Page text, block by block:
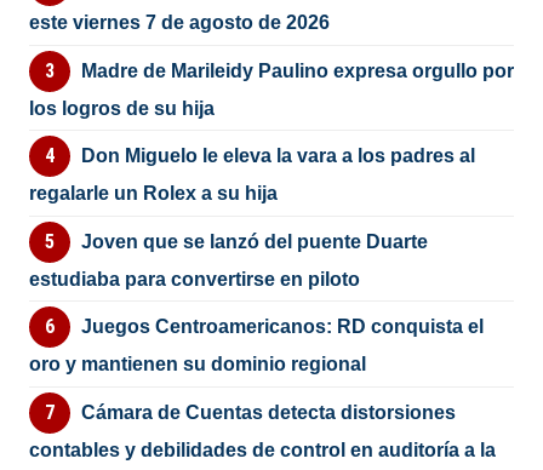
este viernes 7 de agosto de 2026
Madre de Marileidy Paulino expresa orgullo por
los logros de su hija
Don Miguelo le eleva la vara a los padres al
regalarle un Rolex a su hija
Joven que se lanzó del puente Duarte
estudiaba para convertirse en piloto
Juegos Centroamericanos: RD conquista el
oro y mantienen su dominio regional
Cámara de Cuentas detecta distorsiones
contables y debilidades de control en auditoría a la